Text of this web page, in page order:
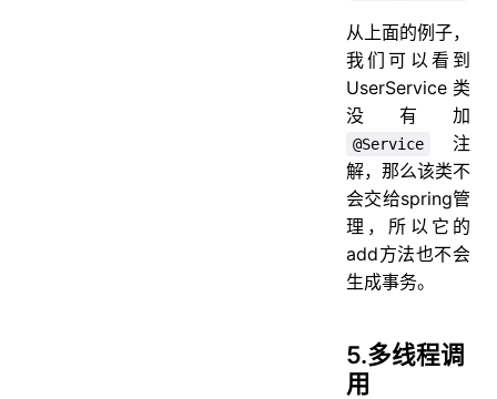
从上面的例子，
我们可以看到
UserService类
没有加
@Service
注
解，那么该类不
会交给spring管
理，所以它的
add方法也不会
生成事务。
5.多线程调
用